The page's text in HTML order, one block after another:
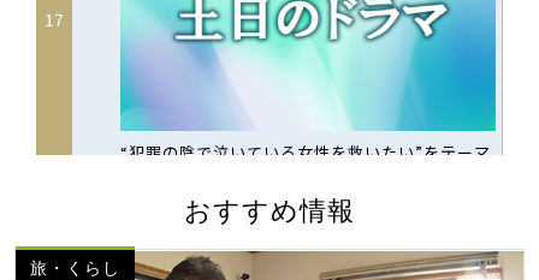
おすすめ情報
旅・くらし